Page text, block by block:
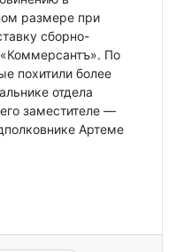
размере при
сборно-
По
похитили более
отдела
заместителе —
Артеме